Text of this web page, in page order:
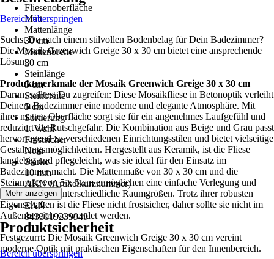
Fliesenoberfläche
Matt
Mattenlänge
30 cm
Mattenbreite
30 cm
Steinlänge
5 cm
Steinbreite
5 cm
Sortierung
1. Wahl
Frostsicher
Nein
Stärke
10 mm
AKN (Artikelkurznummer)
JNZ8
EAN
8433019239949
Bereich überspringen
Suchst Du nach einem stilvollen Bodenbelag für Dein Badezimmer?
Die Mosaik Greenwich Greige 30 x 30 cm bietet eine ansprechende
Lösung.
Produktmerkmale der Mosaik Greenwich Greige 30 x 30 cm
Darum solltest Du zugreifen: Diese Mosaikfliese in Betonoptik verleiht
Deinem Badezimmer eine moderne und elegante Atmosphäre. Mit
ihrer matten Oberfläche sorgt sie für ein angenehmes Laufgefühl und
reduziert die Rutschgefahr. Die Kombination aus Beige und Grau passt
hervorragend zu verschiedenen Einrichtungsstilen und bietet vielseitige
Gestaltungsmöglichkeiten. Hergestellt aus Keramik, ist die Fliese
langlebig und pflegeleicht, was sie ideal für den Einsatz im
Badezimmer macht. Die Mattenmaße von 30 x 30 cm und die
Steinmaße von 5 x 5 cm ermöglichen eine einfache Verlegung und
Anpassung an unterschiedliche Raumgrößen. Trotz ihrer robusten
Eigenschaften ist die Fliese nicht frostsicher, daher sollte sie nicht im
Außenbereich verwendet werden.
Festgezurrt: Die Mosaik Greenwich Greige 30 x 30 cm vereint
moderne Optik mit praktischen Eigenschaften für den Innenbereich.
Mehr anzeigen
Produktsicherheit
Bereich überspringen